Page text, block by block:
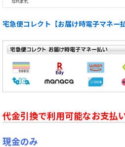
宅急便コレクト【お届け時電子マネー払
代金引換で利用可能なお支払
現金のみ